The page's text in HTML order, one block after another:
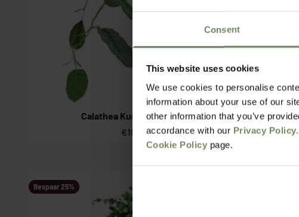
Consent
This website uses cookies
We use cookies to personalise
information about your use of our
other information that you’ve
accordance with our Privacy Policy.
Cookie Policy page.
Calathea Kunst Hangplant 95cm
Aanbiedingsprijs
€19,99Normale prijs
€34,99
Bespaar 25%